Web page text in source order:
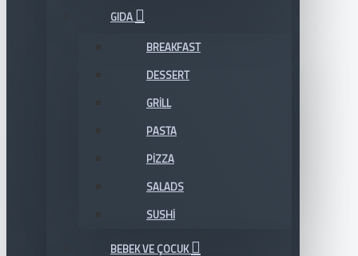
GIDA
BREAKFAST
DESSERT
GRILL
PASTA
PIZZA
SALADS
SUSHI
BEBEK VE ÇOCUK